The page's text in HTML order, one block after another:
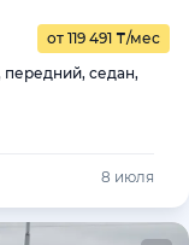
от 119 491 ₸/мес
передний, седан,
8 июля